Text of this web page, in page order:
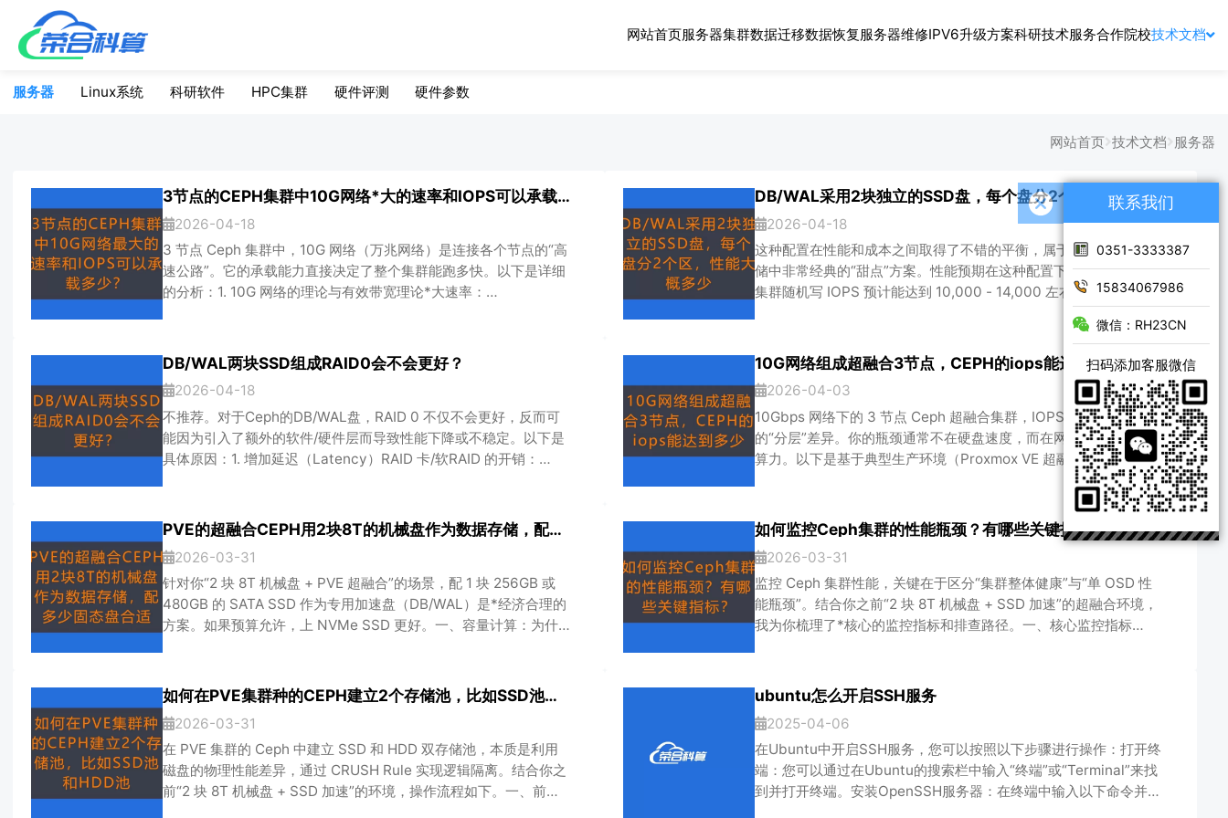
网站首页服务器集群数据迁移数据恢复服务器维修IPV6升级方案科研技术服务合作院校技术文档
服务器 Linux系统 科研软件 HPC集群 硬件评测 硬件参数
网站首页 技术文档 服务器
3节点的CEPH集群中10G网络*大的速率和IOPS可以承载多少？
2026-04-18
3 节点 Ceph 集群中，10G 网络（万兆网络）是连接各个节点的“高
速公路”。它的承载能力直接决定了整个集群能跑多快。以下是详细
的分析：1. 10G 网络的理论与有效带宽理论*大速率：
方式：10Gbps ÷ 8）。实际可用带宽：考虑到 TCP
DB/WAL采用2块独立的SSD盘，每个盘分2个区，性能大概多少
2026-04-18
这种配置在性能和成本之间取得了不错的平衡，属于 Ceph 混合存
储中非常经典的“甜点”方案。性能预期在这种配置下，你的 3 节点
集群随机写 IOPS 预计能达到 10,000 - 14,000 左右。相比“4 块
HDD 对应 1 块 SSD”的方案，性能提升了约 30% - 50%。为什么是
这个结果？负载分流：将 4 个 OSD 的压力分摊到 2 块 SSD 上，每
块 SSD 只需处理 2 个
DB/WAL两块SSD组成RAID0会不会更好？
2026-04-18
不推荐。对于Ceph的DB/WAL盘，RAID 0 不仅不会更好，反而可
能因为引入了额外的软件/硬件层而导致性能下降或不稳定。以下是
具体原因：1. 增加延迟（Latency）RAID 卡/软RAID 的开销：
DB/WAL *看重的是低延迟。让 SSD
10G网络组成超融合3节点，CEPH的iops能达到多少
2026-04-03
10Gbps 网络下的 3 节点 Ceph 超融合集群，IOPS 性能存在巨大
的“分层”差异。你的瓶颈通常不在硬盘速度，而在网络带宽和CPU
算力。以下是基于典型生产环境（Proxmox VE 超融合）的性能参
考基线：🚀 全闪存架构（NVMe/SSD）性能预估这是目前主流的
超融合配置，性能主要受限于 10G 网络吞吐 和 CPU 处理能力。场
景4K 随机读 IOPS4K 随机写 IOPS瓶颈分析极
PVE的超融合CEPH用2块8T的机械盘作为数据存储，配多少固态盘合适
2026-03-31
针对你“2 块 8T 机械盘 + PVE 超融合”的场景，配 1 块 256GB 或
480GB 的 SATA SSD 作为专用加速盘（DB/WAL）是*经济合理的
方案。如果预算允许，上 NVMe SSD 更好。一、容量计算：为什
低，必须用 SSD 来
如何监控Ceph集群的性能瓶颈？有哪些关键指标？
2026-03-31
监控 Ceph 集群性能，关键在于区分“集群整体健康”与“单 OSD 性
能瓶颈”。结合你之前“2 块 8T 机械盘 + SSD 加速”的超融合环境，
我为你梳理了*核心的监控指标和排查路径。一、核心监控指标
状态HEALTH_OK任何 slow o
如何在PVE集群种的CEPH建立2个存储池，比如SSD池和HDD池
2026-03-31
在 PVE 集群的 Ceph 中建立 SSD 和 HDD 双存储池，本质是利用
磁盘的物理性能差异，通过 CRUSH Rule 实现逻辑隔离。结合你之
前“2 块 8T 机械盘 + SSD 加速”的环境，操作流程如下。一、前提
ubuntu怎么开启SSH服务
2025-04-06
在Ubuntu中开启SSH服务，您可以按照以下步骤进行操作：打开终
端：您可以通过在Ubuntu的搜索栏中输入“终端”或“Terminal”来找
到并打开终端。安装OpenSSH服务器：在终端中输入以下命令并回
联系我们
0351-3333387
15834067986
微信：RH23CN
扫码添加客服微信